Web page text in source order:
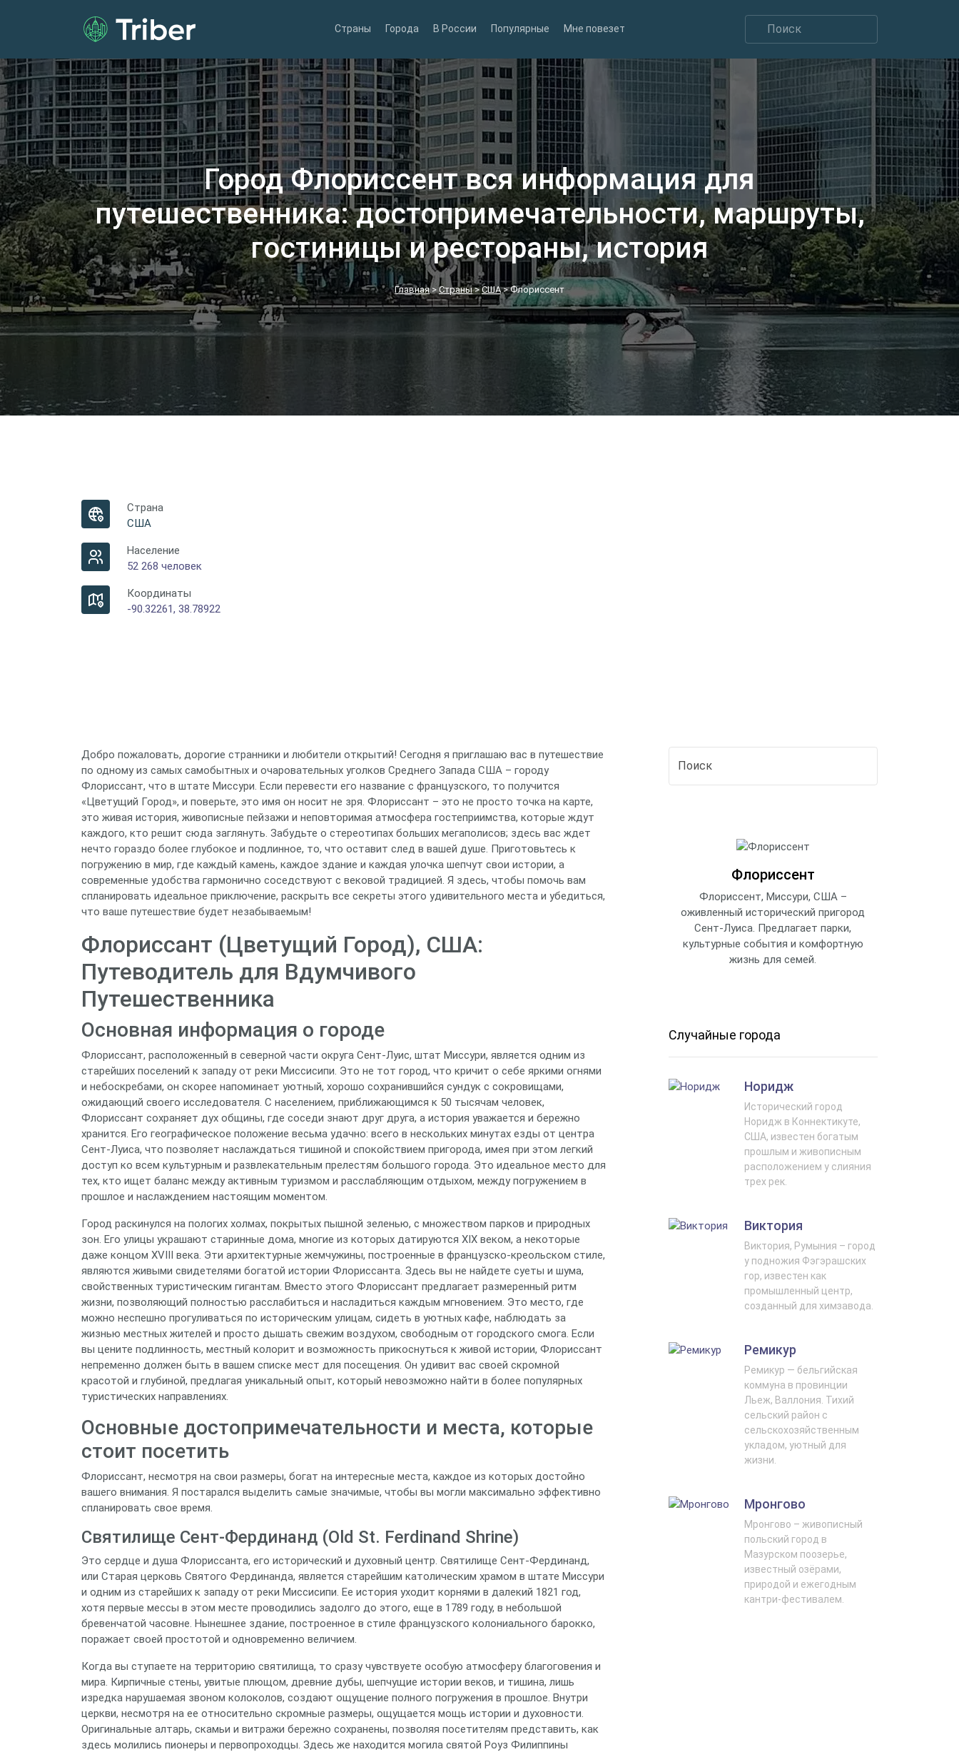
Страны Города В России Популярные Мне повезет
Город Флориссент вся информация для
путешественника: достопримечательности, маршруты,
гостиницы и рестораны, история
Главная> Страны>США>Флориссент
Страна
США
Население
52 268 человек
Координаты
-90.32261, 38.78922
Добро пожаловать, дорогие странники и любители открытий! Сегодня я приглашаю вас в путешествие
по одному из самых самобытных и очаровательных уголков Среднего Запада США – городу
Флориссант, что в штате Миссури. Если перевести его название с французского, то получится
«Цветущий Город», и поверьте, это имя он носит не зря. Флориссант – это не просто точка на карте,
это живая история, живописные пейзажи и неповторимая атмосфера гостеприимства, которые ждут
каждого, кто решит сюда заглянуть. Забудьте о стереотипах больших мегаполисов; здесь вас ждет
нечто гораздо более глубокое и подлинное, то, что оставит след в вашей душе. Приготовьтесь к
погружению в мир, где каждый камень, каждое здание и каждая улочка шепчут свои истории, а
современные удобства гармонично соседствуют с вековой традицией. Я здесь, чтобы помочь вам
спланировать идеальное приключение, раскрыть все секреты этого удивительного места и убедиться,
что ваше путешествие будет незабываемым!
Флориссант (Цветущий Город), США:
Путеводитель для Вдумчивого
Путешественника
Основная информация о городе
Флориссант, расположенный в северной части округа Сент-Луис, штат Миссури, является одним из
старейших поселений к западу от реки Миссисипи. Это не тот город, что кричит о себе яркими огнями
и небоскребами, он скорее напоминает уютный, хорошо сохранившийся сундук с сокровищами,
ожидающий своего исследователя. С населением, приближающимся к 50 тысячам человек,
Флориссант сохраняет дух общины, где соседи знают друг друга, а история уважается и бережно
хранится. Его географическое положение весьма удачно: всего в нескольких минутах езды от центра
Сент-Луиса, что позволяет наслаждаться тишиной и спокойствием пригорода, имея при этом легкий
доступ ко всем культурным и развлекательным прелестям большого города. Это идеальное место для
тех, кто ищет баланс между активным туризмом и расслабляющим отдыхом, между погружением в
прошлое и наслаждением настоящим моментом.
Город раскинулся на пологих холмах, покрытых пышной зеленью, с множеством парков и природных
зон. Его улицы украшают старинные дома, многие из которых датируются XIX веком, а некоторые
даже концом XVIII века. Эти архитектурные жемчужины, построенные в французско-креольском стиле,
являются живыми свидетелями богатой истории Флориссанта. Здесь вы не найдете суеты и шума,
свойственных туристическим гигантам. Вместо этого Флориссант предлагает размеренный ритм
жизни, позволяющий полностью расслабиться и насладиться каждым мгновением. Это место, где
можно неспешно прогуливаться по историческим улицам, сидеть в уютных кафе, наблюдать за
жизнью местных жителей и просто дышать свежим воздухом, свободным от городского смога. Если
вы цените подлинность, местный колорит и возможность прикоснуться к живой истории, Флориссант
непременно должен быть в вашем списке мест для посещения. Он удивит вас своей скромной
красотой и глубиной, предлагая уникальный опыт, который невозможно найти в более популярных
туристических направлениях.
Основные достопримечательности и места, которые
стоит посетить
Флориссант, несмотря на свои размеры, богат на интересные места, каждое из которых достойно
вашего внимания. Я постарался выделить самые значимые, чтобы вы могли максимально эффективно
спланировать свое время.
Святилище Сент-Фердинанд (Old St. Ferdinand Shrine)
Это сердце и душа Флориссанта, его исторический и духовный центр. Святилище Сент-Фердинанд,
или Старая церковь Святого Фердинанда, является старейшим католическим храмом в штате Миссури
и одним из старейших к западу от реки Миссисипи. Ее история уходит корнями в далекий 1821 год,
хотя первые мессы в этом месте проводились задолго до этого, еще в 1789 году, в небольшой
бревенчатой часовне. Нынешнее здание, построенное в стиле французского колониального барокко,
поражает своей простотой и одновременно величием.
Когда вы ступаете на территорию святилища, то сразу чувствуете особую атмосферу благоговения и
мира. Кирпичные стены, увитые плющом, древние дубы, шепчущие истории веков, и тишина, лишь
изредка нарушаемая звоном колоколов, создают ощущение полного погружения в прошлое. Внутри
церкви, несмотря на ее относительно скромные размеры, ощущается мощь истории и духовности.
Оригинальные алтарь, скамьи и витражи бережно сохранены, позволяя посетителям представить, как
здесь молились пионеры и первопроходцы. Здесь же находится могила святой Роуз Филиппины
Флориссент
Флориссент, Миссури, США –
оживленный исторический пригород
Сент-Луиса. Предлагает парки,
культурные события и комфортную
жизнь для семей.
Случайные города
Норидж
Исторический город
Норидж в Коннектикуте,
США, известен богатым
прошлым и живописным
расположением у слияния
трех рек.
Виктория
Виктория, Румыния – город
у подножия Фэгэрашских
гор, известен как
промышленный центр,
созданный для химзавода.
Ремикур
Ремикур — бельгийская
коммуна в провинции
Льеж, Валлония. Тихий
сельский район с
сельскохозяйственным
укладом, уютный для
жизни.
Мронгово
Мронгово – живописный
польский город в
Мазурском поозерье,
известный озёрами,
природой и ежегодным
кантри-фестивалем.